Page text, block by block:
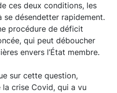
ces deux conditions, les
se désendetter rapidement.
procédure de déficit
qui peut déboucher
envers l’État membre.
sur cette question,
crise Covid, qui a vu